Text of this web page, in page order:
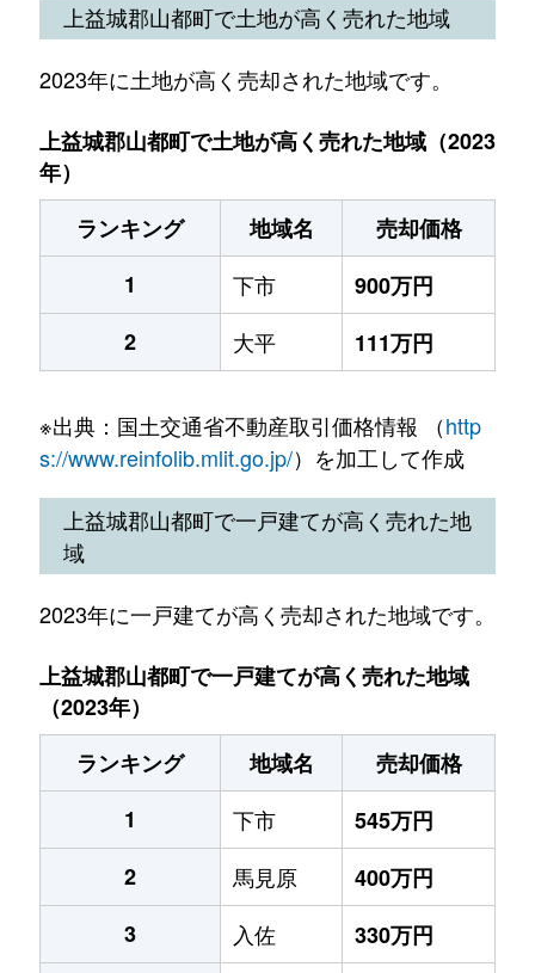
上益城郡山都町で土地が高く売れた地域
2023年に土地が高く売却された地域です。
上益城郡山都町で土地が高く売れた地域（2023
年）
ランキング
地域名
売却価格
1
下市
900万円
2
大平 111万円
※出典：国土交通省不動産取引価格情報 （http
s://www.reinfolib.mlit.go.jp/）を加工して作成
上益城郡山都町で一戸建てが高く売れた地
域
2023年に一戸建てが高く売却された地域です。
上益城郡山都町で一戸建てが高く売れた地域
（2023年）
ランキング
地域名
売却価格
1
下市
545万円
2
馬見原
400万円
3
入佐
330万円